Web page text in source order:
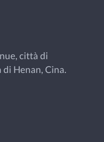
città di
Henan, Cina.